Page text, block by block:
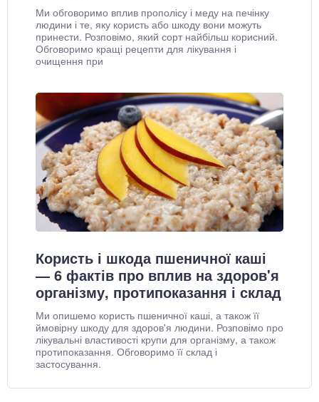
Ми обговоримо вплив прополісу і меду на печінку
людини і те, яку користь або шкоду вони можуть
принести. Розповімо, який сорт найбільш корисний.
Обговоримо кращі рецепти для лікування і
очищення при
Користь і шкода пшеничної каші
— 6 фактів про вплив на здоров'я
організму, протипоказання і склад
Ми опишемо користь пшеничної каші, а також її
ймовірну шкоду для здоров'я людини. Розповімо про
лікувальні властивості крупи для організму, а також
протипоказання. Обговоримо її склад і
застосування.